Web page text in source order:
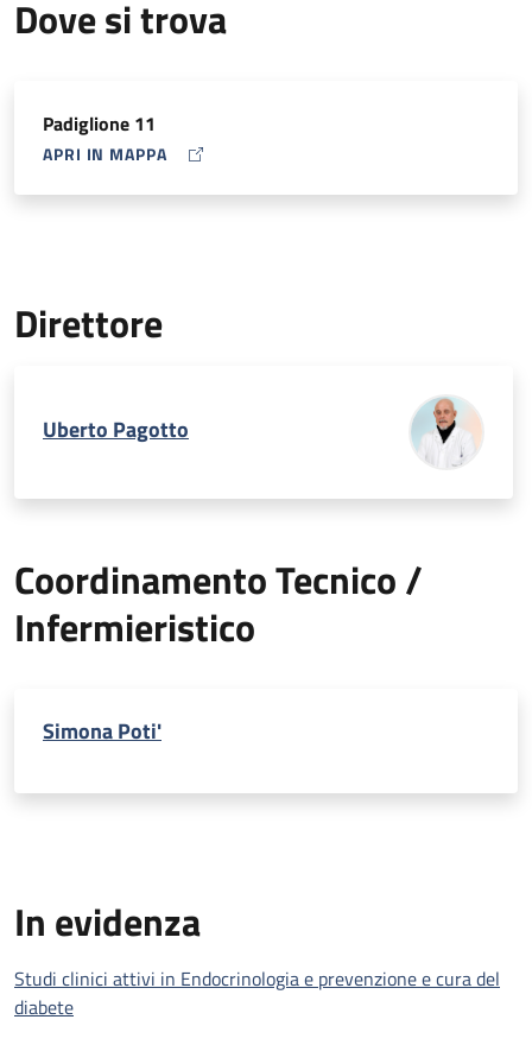
Dove si trova
Padiglione 11
APRI IN MAPPA
MAP ICON
Direttore
Uberto Pagotto
Coordinamento Tecnico /
Infermieristico
Simona Poti'
In evidenza
Studi clinici attivi in Endocrinologia e prevenzione e cura del
diabete